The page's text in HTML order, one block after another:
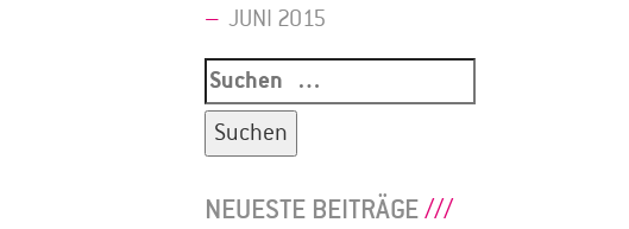
JUNI 2015
Suche
nach:
NEUESTE BEITRÄGE